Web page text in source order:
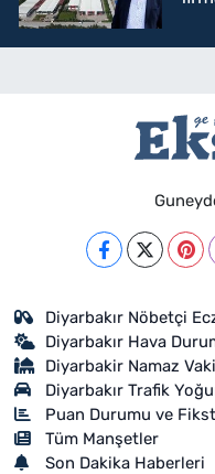
Diyarbakır Nöbetçi
Diyarbakır Hava
Diyarbakir Namaz
Diyarbakır Trafik
Puan Durumu ve
Tüm Manşetler
Son Dakika Haberleri